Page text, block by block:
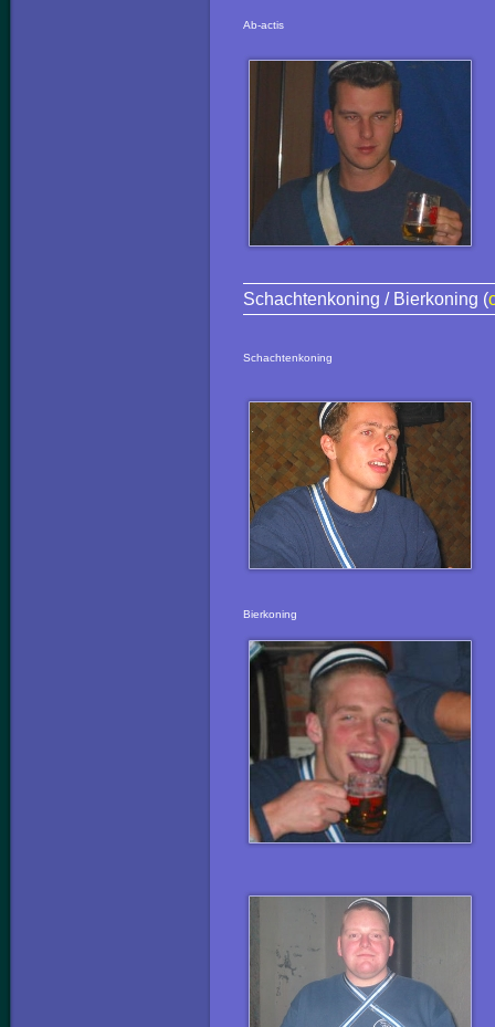
Ab-actis
Schachtenkoning / Bierkoning (
Schachtenkoning
Bierkoning